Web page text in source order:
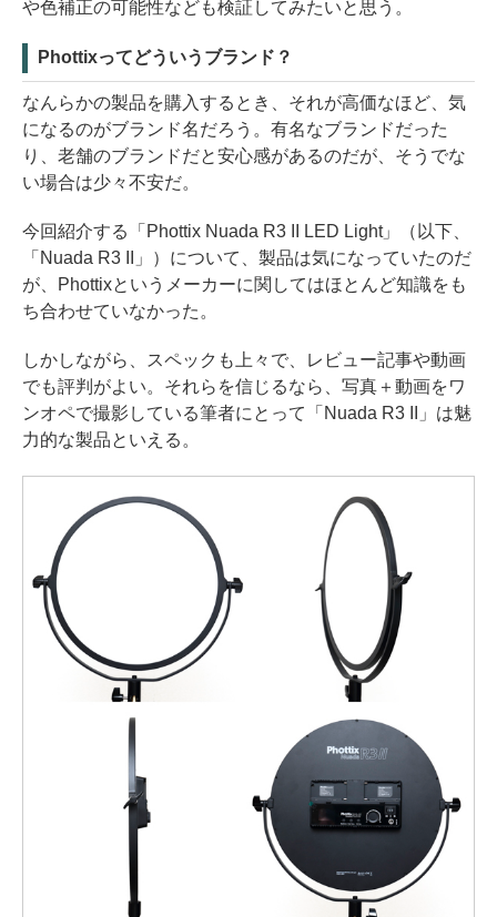
や色補正の可能性なども検証してみたいと思う。
Phottixってどういうブランド？
なんらかの製品を購入するとき、それが高価なほど、気
になるのがブランド名だろう。有名なブランドだった
り、老舗のブランドだと安心感があるのだが、そうでな
い場合は少々不安だ。
今回紹介する「Phottix Nuada R3 II LED Light」（以下、
「Nuada R3 II」）について、製品は気になっていたのだ
が、Phottixというメーカーに関してはほとんど知識をも
ち合わせていなかった。
しかしながら、スペックも上々で、レビュー記事や動画
でも評判がよい。それらを信じるなら、写真＋動画をワ
ンオペで撮影している筆者にとって「Nuada R3 II」は魅
力的な製品といえる。